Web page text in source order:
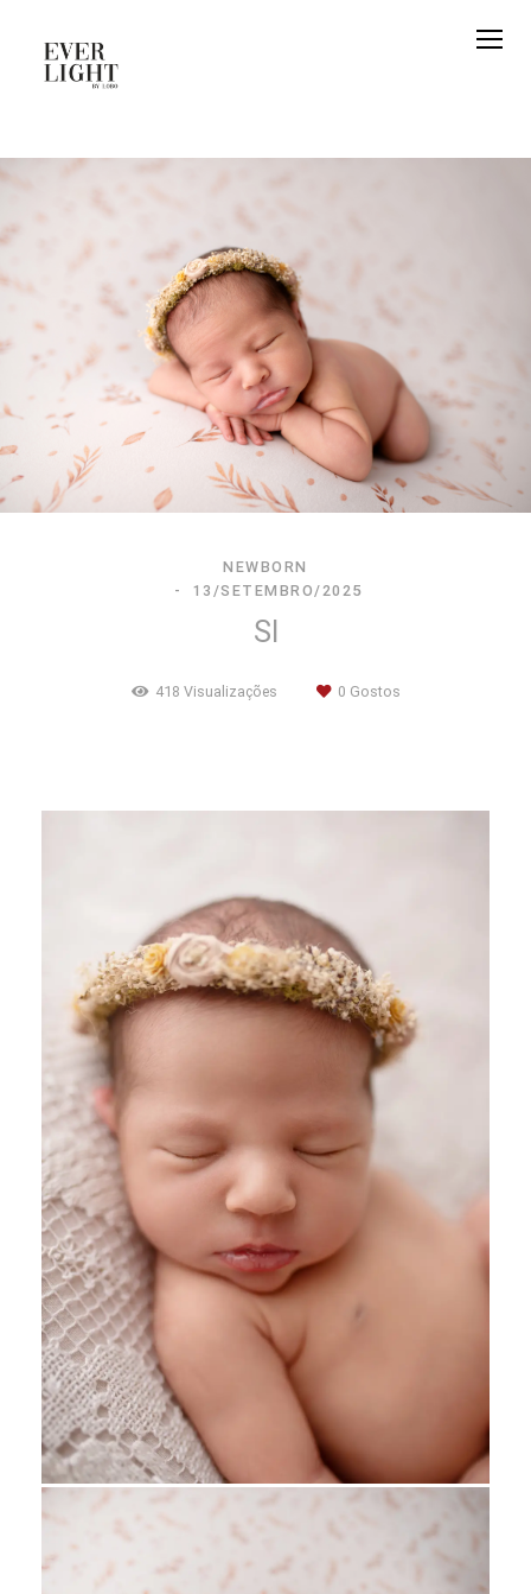
NEWBORN
13/SETEMBRO/2025
SI
418 Visualizações 0 Gostos